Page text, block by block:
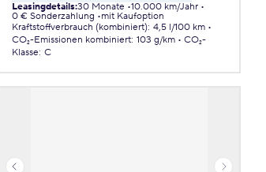
Leasingdetails:30 Monate 10.000 km/Jahr
0 € Sonderzahlung
mit Kaufoption
Kraftstoffverbrauch (kombiniert): 4,5 l/100 km
CO₂-Emissionen kombiniert: 103 g/km
CO₂-
Klasse: C